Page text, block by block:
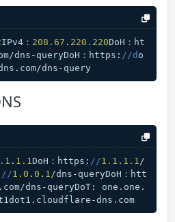
IPv4： 208.67 . 220.220DoH：ht
dns-queryDoH：https: //d o
dns-query
. 1.1DoH：https: //1.1 . 1.1/
//1.0 . 0 . 1/dns-queryDoH：htt
dns-queryDoT: one.one.
dns.com